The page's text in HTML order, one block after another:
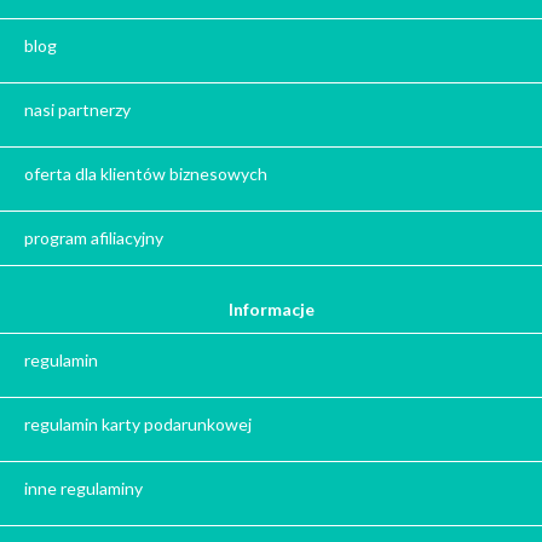
Zima
Herbata - podziękowanie dla gości
Ile gram ma łyżeczka do herbaty?
Prezent na święta
blog
nasi partnerzy
oferta dla klientów biznesowych
program afiliacyjny
Informacje
regulamin
regulamin karty podarunkowej
inne regulaminy